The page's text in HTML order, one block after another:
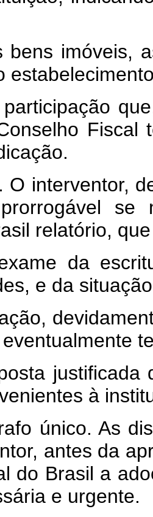
imóveis,
que,
Fiscal
O interventor,
se
relatório,
e da
justificada da
à
As
antes da
do Brasil a
e urgente.